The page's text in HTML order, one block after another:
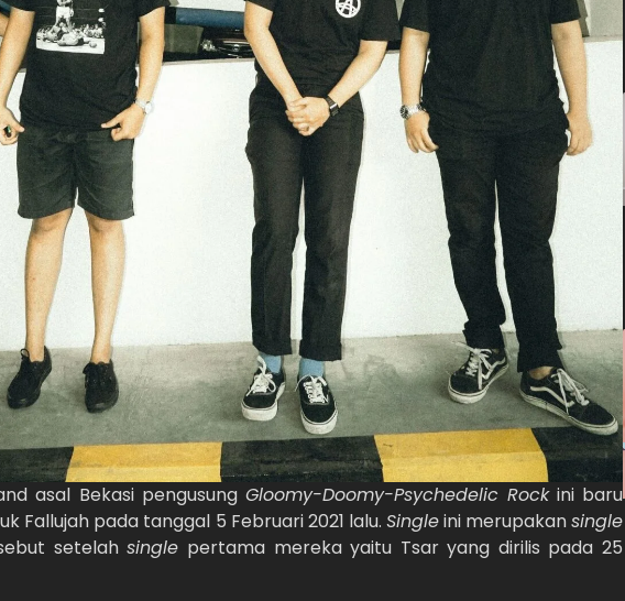
asal Bekasi pengusung Gloomy-Doomy-Psychedelic Rockini baru
Fallujah pada tanggal 5 Februari 2021 lalu. Singleini merupakansingle
setelahsingle pertama mereka yaitu Tsar yang dirilis pada 25